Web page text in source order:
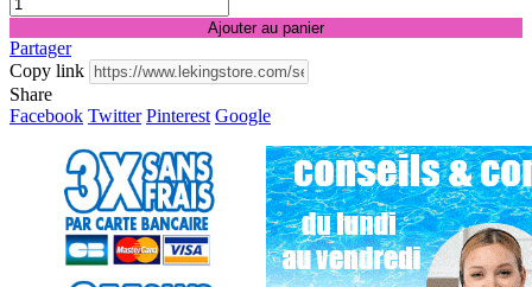
Ajouter au panier
Partager
Copy link
Share
Facebook Twitter Pinterest Google